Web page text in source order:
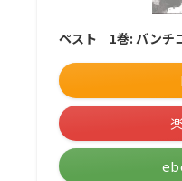
ペスト 1巻: バンチ